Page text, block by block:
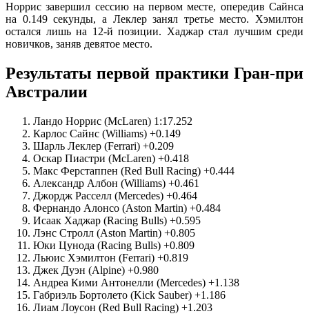
Норрис завершил сессию на первом месте, опередив Сайнса
на 0.149 секунды, а Леклер занял третье место. Хэмилтон
остался лишь на 12-й позиции. Хаджар стал лучшим среди
новичков, заняв девятое место.
Результаты первой практики Гран-при
Австралии
Ландо Норрис (McLaren) 1:17.252
Карлос Сайнс (Williams) +0.149
Шарль Леклер (Ferrari) +0.209
Оскар Пиастри (McLaren) +0.418
Макс Ферстаппен (Red Bull Racing) +0.444
Александр Албон (Williams) +0.461
Джордж Расселл (Mercedes) +0.464
Фернандо Алонсо (Aston Martin) +0.484
Исаак Хаджар (Racing Bulls) +0.595
Лэнс Стролл (Aston Martin) +0.805
Юки Цунода (Racing Bulls) +0.809
Льюис Хэмилтон (Ferrari) +0.819
Джек Дуэн (Alpine) +0.980
Андреа Кими Антонелли (Mercedes) +1.138
Габриэль Бортолето (Kick Sauber) +1.186
Лиам Лоусон (Red Bull Racing) +1.203